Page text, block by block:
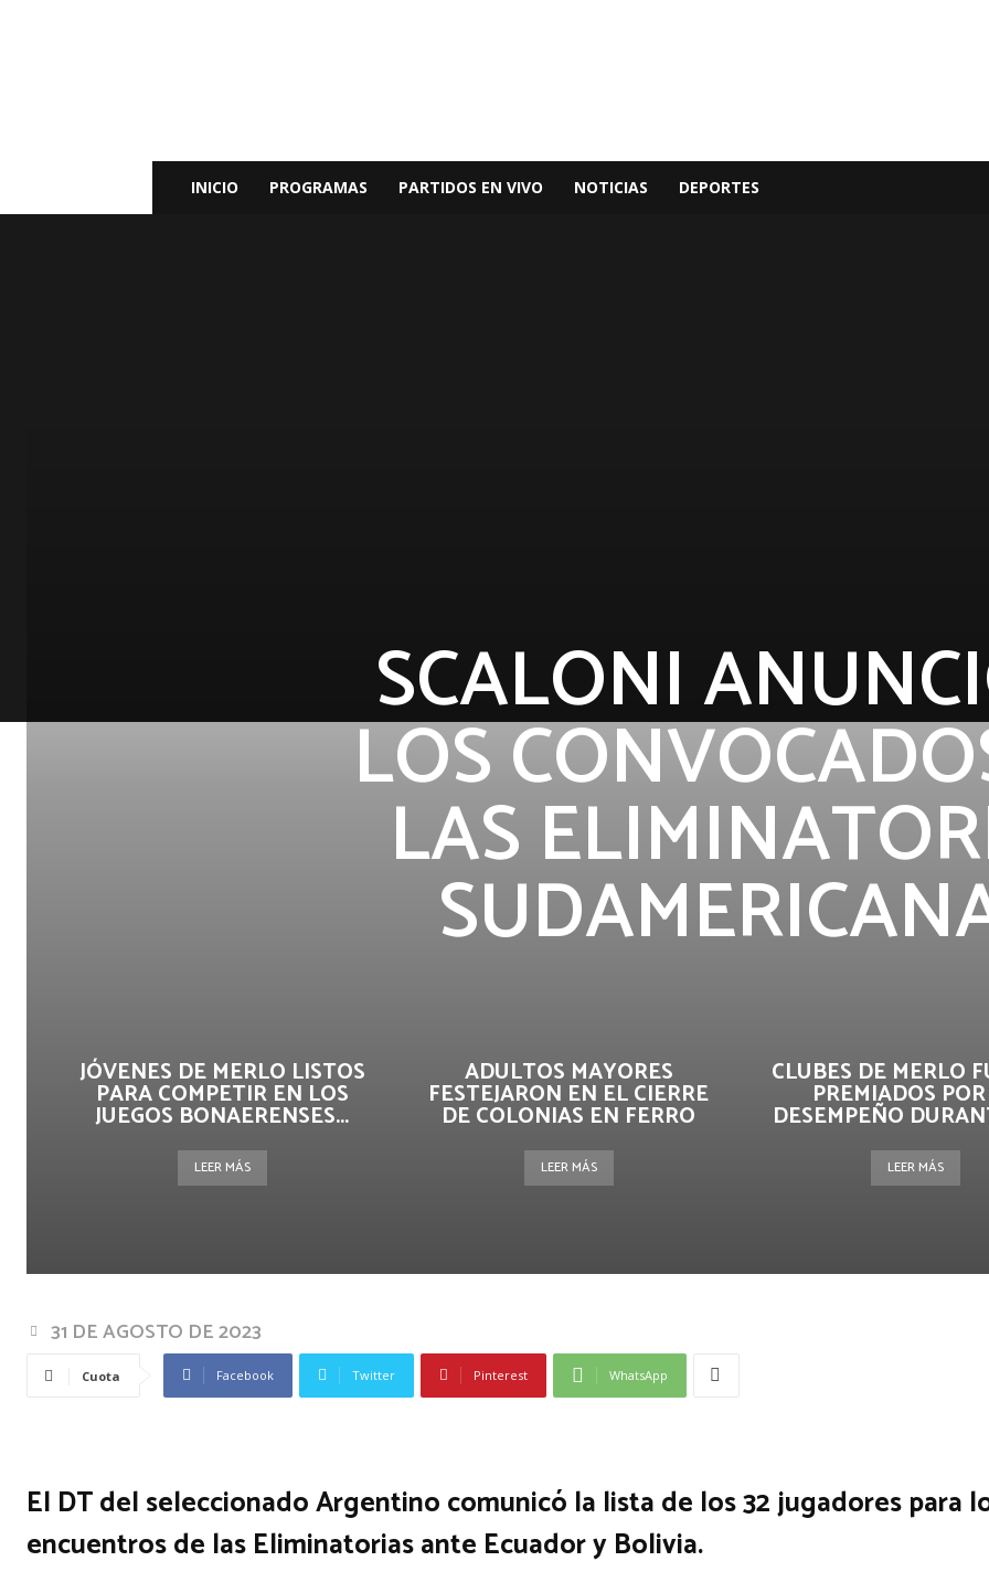
INICIO PROGRAMAS PARTIDOS EN VIVO NOTICIAS DEPORTES
SCALONI
LOS
LAS
JÓVENES DE MERLO LISTOS
PARA COMPETIR EN LOS
JUEGOS BONAERENSES...
LEER MÁS
ADULTOS MAYORES
FESTEJARON EN EL CIERRE
DE COLONIAS EN FERRO
LEER MÁS
CLUBES DE MERLO
PREMIADOS
DESEMPEÑO
LEER MÁS
31 DE AGOSTO DE 2023
Cuota Facebook Twitter Pinterest WhatsApp
El DT del seleccionado Argentino comunicó la lista de los 32 jugadores para
encuentros de las Eliminatorias ante Ecuador y Bolivia.